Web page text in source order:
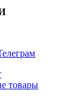
товары